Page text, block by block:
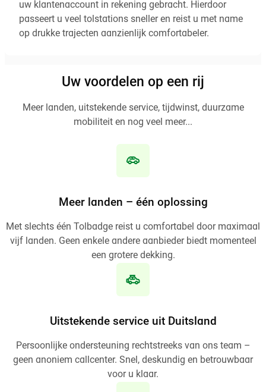
uw klantenaccount in rekening gebracht. Hierdoor
passeert u veel tolstations sneller en reist u met name
op drukke trajecten aanzienlijk comfortabeler.
Uw voordelen op een rij
Meer landen, uitstekende service, tijdwinst, duurzame
mobiliteit en nog veel meer...
Meer landen – één oplossing
Met slechts één Tolbadge reist u comfortabel door maximaal
vijf landen. Geen enkele andere aanbieder biedt momenteel
een grotere dekking.
Uitstekende service uit Duitsland
Persoonlijke ondersteuning rechtstreeks van ons team –
geen anoniem callcenter. Snel, deskundig en betrouwbaar
voor u klaar.